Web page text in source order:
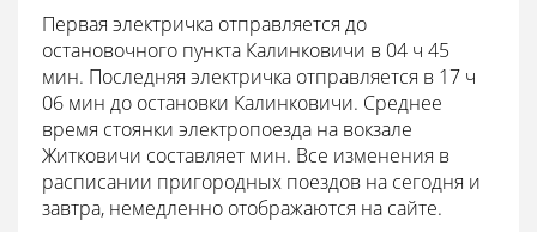
Первая электричка отправляется до
остановочного пункта Калинковичи в 04 ч 45
мин. Последняя электричка отправляется в 17 ч
06 мин до остановки Калинковичи. Среднее
время стоянки электропоезда на вокзале
Житковичи составляет мин. Все изменения в
расписании пригородных поездов на сегодня и
завтра, немедленно отображаются на сайте.